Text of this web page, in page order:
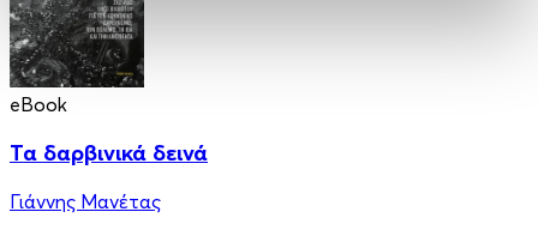
eBook
Τα δαρβινικά δεινά
Γιάννης Μανέτας